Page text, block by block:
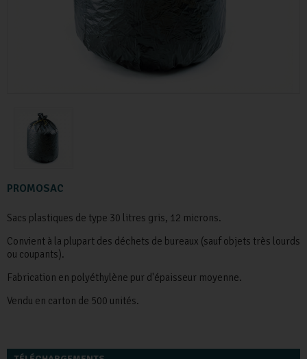
PROMOSAC
Sacs plastiques de type 30 litres gris, 12 microns.
Convient à la plupart des déchets de bureaux (sauf objets très lourds
ou coupants).
Fabrication en polyéthylène pur d'épaisseur moyenne.
Vendu en carton de 500 unités.